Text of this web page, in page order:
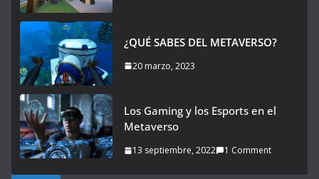
¿QUÉ SABES DEL METAVERSO?
20 marzo, 2023
Los Gaming y los Esports en el
Metaverso
13 septiembre, 2022 1 Comment